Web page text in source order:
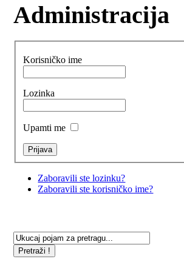
Administracija
Korisničko ime
Lozinka
Upamti me
Zaboravili ste lozinku?
Zaboravili ste korisničko ime?